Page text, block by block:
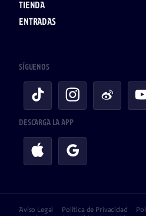
TIENDA
ENTRADAS
SÍGUENOS
DESCARGA LA APP
Aviso Legal Política de Privacidad